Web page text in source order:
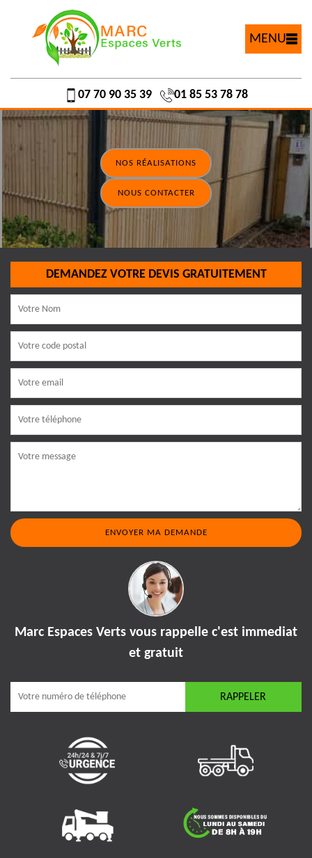
MENU
07 70 90 35 39 01 85 53 78 78
NOS RÉALISATIONS
NOUS CONTACTER
DEMANDEZ VOTRE DEVIS GRATUITEMENT
Marc Espaces Verts vous rappelle c'est immediat
et gratuit